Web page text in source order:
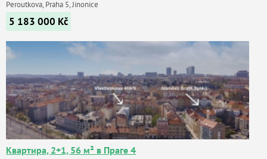
Peroutkova, Praha 5, Jinonice
5 183 000 Kč
Квартира, 2+1, 56 м² в Праге 4